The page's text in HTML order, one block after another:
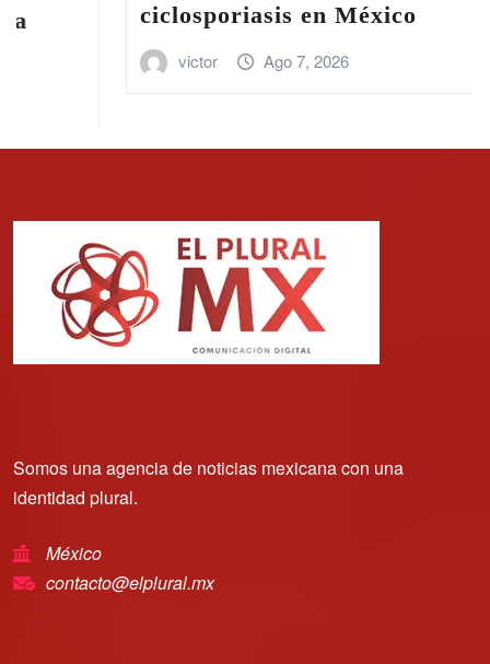
ciclosporiasis en México
Ago 7, 2026
Somos una agencia de noticias mexicana con una
identidad plural.
México
contacto@elplural.mx